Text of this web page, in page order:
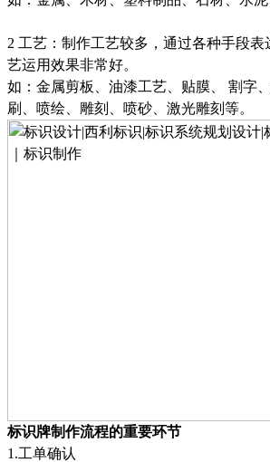
2 工艺 ： 制作工艺较多，通过各种手段表
艺运用效果非常好。
如： 金属剪板 油漆工艺 贴膜 割字
刷
喷绘 雕刻 喷砂 激光雕刻 等。
标识牌制作流程的重要环节
1 .工单确认